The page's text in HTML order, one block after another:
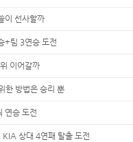
이 선사할까
+팀 3연승 도전
이어갈까
한 방법은 승리 뿐
연승 도전
상대 4연패 탈출 도전